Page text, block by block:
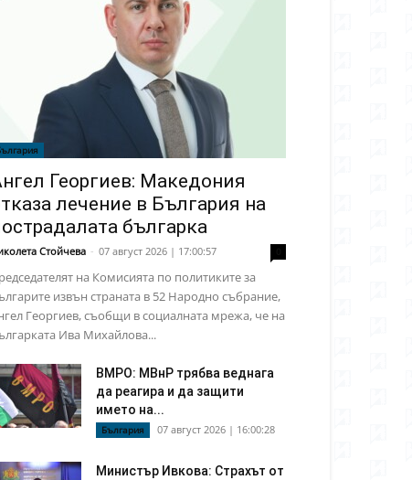
Георгиев: Македония
лечение в България на
българка
Стойчева - 07 август 2026 | 17:00:57
на Комисията по политиките за
извън страната в 52 Народно събрание,
Георгиев, съобщи в социалната мрежа, че на
Ива Михайлова...
ВМРО: МВнР трябва веднага
да реагира и да защити
името на...
България 07 август 2026 | 16:00:28
Министър Ивкова: Страхът от